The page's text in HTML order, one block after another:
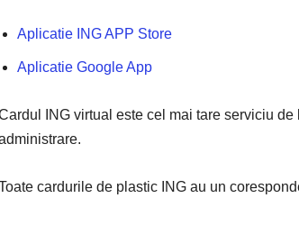
Aplicatie ING APP Store
Aplicatie Google App
ING virtual este cel mai tare serviciu
cardurile de plastic ING au un